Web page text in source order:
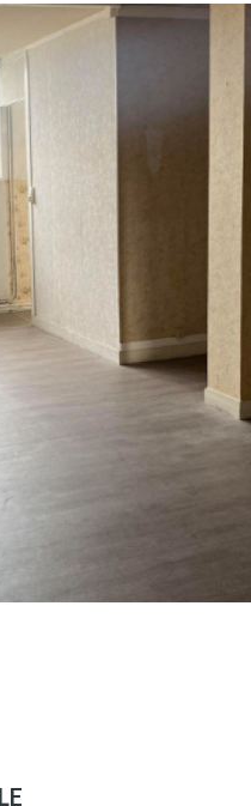
LE